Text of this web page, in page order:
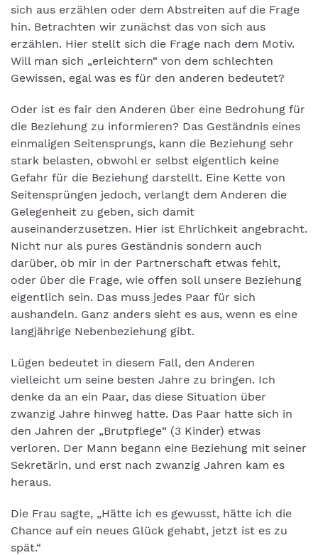
sich aus erzählen oder dem Abstreiten auf die Frage
hin. Betrachten wir zunächst das von sich aus
erzählen. Hier stellt sich die Frage nach dem Motiv.
Will man sich „erleichtern“ von dem schlechten
Gewissen, egal was es für den anderen bedeutet?
Oder ist es fair den Anderen über eine Bedrohung für
die Beziehung zu informieren? Das Geständnis eines
einmaligen Seitensprungs, kann die Beziehung sehr
stark belasten, obwohl er selbst eigentlich keine
Gefahr für die Beziehung darstellt. Eine Kette von
Seitensprüngen jedoch, verlangt dem Anderen die
Gelegenheit zu geben, sich damit
auseinanderzusetzen. Hier ist Ehrlichkeit angebracht.
Nicht nur als pures Geständnis sondern auch
darüber, ob mir in der Partnerschaft etwas fehlt,
oder über die Frage, wie offen soll unsere Beziehung
eigentlich sein. Das muss jedes Paar für sich
aushandeln. Ganz anders sieht es aus, wenn es eine
langjährige Nebenbeziehung gibt.
Lügen bedeutet in diesem Fall, den Anderen
vielleicht um seine besten Jahre zu bringen. Ich
denke da an ein Paar, das diese Situation über
zwanzig Jahre hinweg hatte. Das Paar hatte sich in
den Jahren der „Brutpflege“ (3 Kinder) etwas
verloren. Der Mann begann eine Beziehung mit seiner
Sekretärin, und erst nach zwanzig Jahren kam es
heraus.
Die Frau sagte, „Hätte ich es gewusst, hätte ich die
Chance auf ein neues Glück gehabt, jetzt ist es zu
spät.“